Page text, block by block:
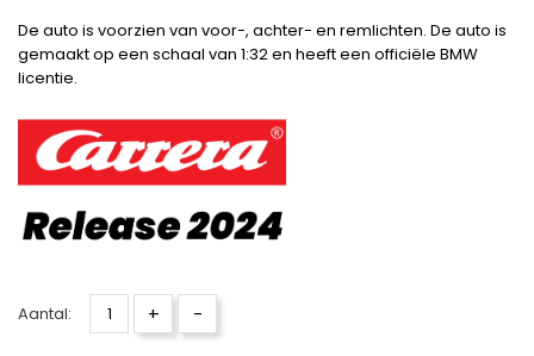
De auto is voorzien van voor-, achter- en remlichten. De auto is
gemaakt op een schaal van 1:32 en heeft een officiële BMW
licentie.
Aantal: + -